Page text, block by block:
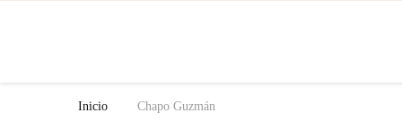
Inicio Chapo Guzmán